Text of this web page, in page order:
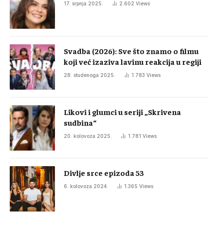
17. srpnja 2025. 2.602 Views
Svadba (2026): Sve što znamo o filmu
koji već izaziva lavinu reakcija u regiji
28. studenoga 2025. 1.783 Views
Likovi i glumci u seriji „Skrivena
sudbina“
20. kolovoza 2025. 1.781 Views
Divlje srce epizoda 53
6. kolovoza 2024. 1.365 Views